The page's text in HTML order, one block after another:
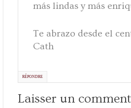
más lindas y más
Te abrazo desde el
Cath
RÉPONDRE
Laisser un